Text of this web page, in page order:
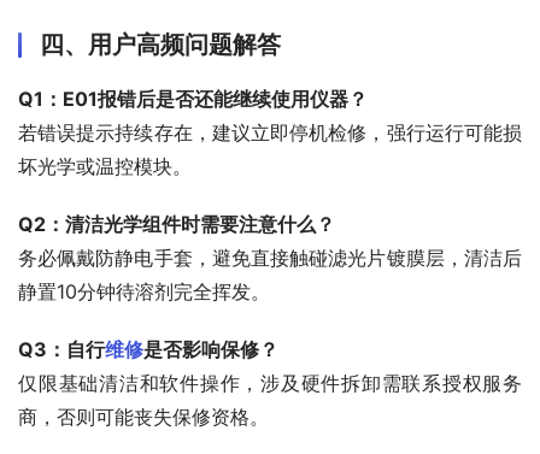
四、用户高频问题解答
Q1：E01报错后是否还能继续使用仪器？
若错误提示持续存在，建议立即停机检修，强行运行可能损
坏光学或温控模块。
Q2：清洁光学组件时需要注意什么？
务必佩戴防静电手套，避免直接触碰滤光片镀膜层，清洁后
静置10分钟待溶剂完全挥发。
Q3：自行维修是否影响保修？
仅限基础清洁和软件操作，涉及硬件拆卸需联系授权服务
商，否则可能丧失保修资格。